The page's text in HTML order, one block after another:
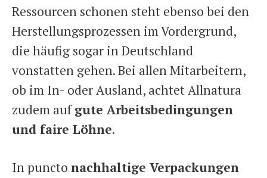
Ressourcen schonen steht ebenso bei den
Herstellungsprozessen im Vordergrund,
die häufig sogar in Deutschland
vonstatten gehen. Bei allen Mitarbeitern,
ob im In- oder Ausland, achtet Allnatura
zudem aufgute Arbeitsbedingungen
und faire Löhne.
In puncto nachhaltige Verpackungen